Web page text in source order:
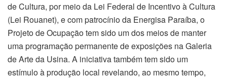
de Cultura, por meio da Lei Federal de Incentivo à Cultura
(Lei Rouanet), e com patrocínio da Energisa Paraíba, o
Projeto de Ocupação tem sido um dos meios de manter
uma programação permanente de exposições na Galeria
de Arte da Usina. A iniciativa também tem sido um
estímulo à produção local revelando, ao mesmo tempo,